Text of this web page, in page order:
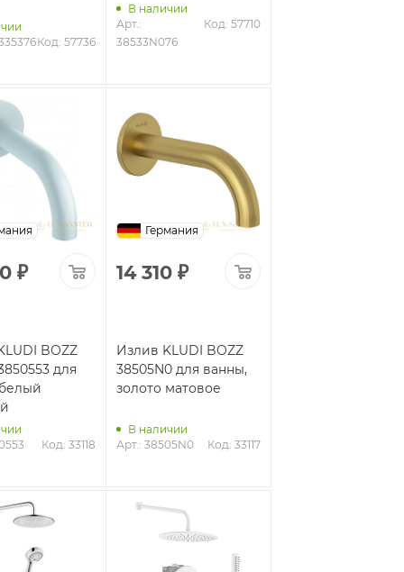
Код: 57736
В наличии
Арт.:
38533N076
Код: 57710
₽
BOZZ
для
Код: 33118
Германия
14 310₽
Излив KLUDI BOZZ
38505N0 для ванны,
золото матовое
В наличии
Арт.: 38505N0
Код: 33117